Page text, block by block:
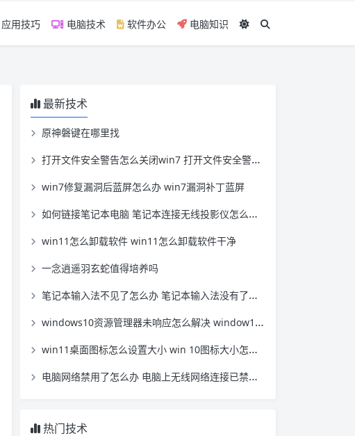
应用技巧 电脑技术 软件办公 电脑知识
最新技术
原神磐键在哪里找
打开文件安全警告怎么关闭win7 打开文件安全警告怎么关闭win11
win7修复漏洞后蓝屏怎么办 win7漏洞补丁蓝屏
如何链接笔记本电脑 笔记本连接无线投影仪怎么连接
win11怎么卸载软件 win11怎么卸载软件干净
一念逍遥羽玄蛇值得培养吗
笔记本输入法不见了怎么办 笔记本输入法没有了怎么办
windows10资源管理器未响应怎么解决 window10资源管理器无响应
win11桌面图标怎么设置大小 win 10图标大小怎么设置
电脑网络禁用了怎么办 电脑上无线网络连接已禁用怎么办
热门技术